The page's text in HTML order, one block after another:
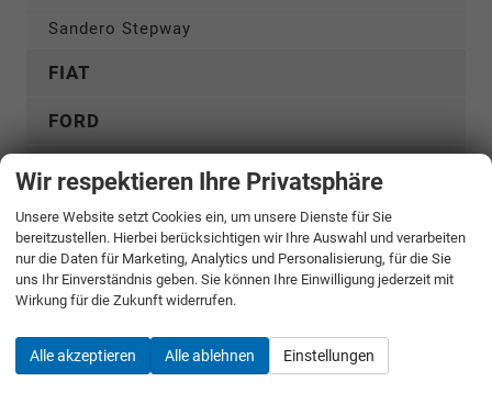
Sandero Stepway
FIAT
FORD
HYUNDAI
KGM
KIA
MERCEDES-BENZ
Wir respektieren Ihre Privatsphäre
Unsere Website setzt Cookies ein, um unsere Dienste für Sie
bereitzustellen. Hierbei berücksichtigen wir Ihre Auswahl und verarbeiten
nur die Daten für Marketing, Analytics und Personalisierung, für die Sie
uns Ihr Einverständnis geben. Sie können Ihre Einwilligung jederzeit mit
Wirkung für die Zukunft widerrufen.
Alle akzeptieren Alle ablehnen Einstellungen